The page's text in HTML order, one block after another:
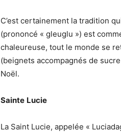
C’est certainement la tradition
(prononcé « gleuglu ») est
chaleureuse, tout le monde se
(beignets accompagnés de
Noël.
Sainte Lucie
La Saint Lucie, appelée «